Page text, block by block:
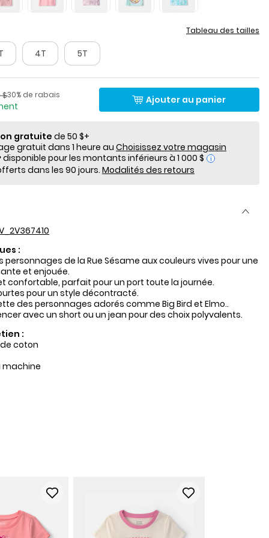
Tableau des tailles
4T 5T
Pourcentage de rabais
30% de rabais
détail suggéré par le fabricant
$ Ajouter au panier
gratuitede 50 $+
gratuit dans 1 heure au Choisissez votre magasin
i
dans les 90 jours.Modalités des retours
:
personnages de la Rue Sésame aux couleurs vives pour une
et enjouée.
confortable, parfait pour un port toute la journée.
pour un style décontracté.
des personnages adorés comme Big Bird et Elmo..
avec un short ou un jean pour des choix polyvalents.
:
de coton
machine